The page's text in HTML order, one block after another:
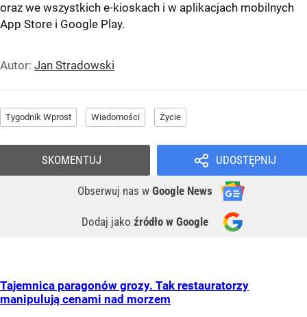
oraz we wszystkich e-kioskach i w aplikacjach mobilnych
App Store i Google Play.
Autor: Jan Stradowski
Tygodnik Wprost Wiadomości Życie
UDOSTĘPNIJ
Obserwuj nas w Google News
Dodaj jako źródło w Google
SKOMENTUJ
Tajemnica paragonów grozy. Tak restauratorzy
manipulują cenami nad morzem